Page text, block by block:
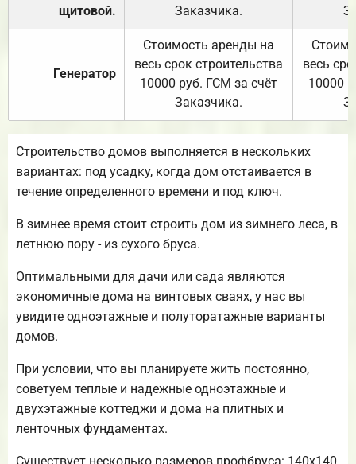
щитовой.
Заказчика.
Генератор
Стоимость аренды на
весь срок строительства
10000 руб. ГСМ за счёт
Заказчика.
весь
10000
Строительство домов выполняется в нескольких
вариантах: под усадку, когда дом отстаивается в
течение определенного времени и под ключ.
В зимнее время стоит строить дом из зимнего леса, в
летнюю пору - из сухого бруса.
Оптимальными для дачи или сада являются
экономичные дома на винтовых сваях, у нас вы
увидите одноэтажные и полуторатажные варианты
домов.
При условии, что вы планируете жить постоянно,
советуем теплые и надежные одноэтажные и
двухэтажные коттеджи и дома на плитных и
ленточных фундаментах.
Существует несколько размеров профбруса: 140х140